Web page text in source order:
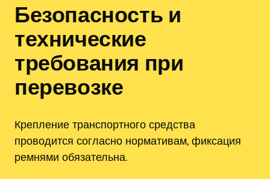
Безопасность и
технические
требования при
перевозке
Крепление транспортного средства
проводится согласно нормативам, фиксация
ремнями обязательна.